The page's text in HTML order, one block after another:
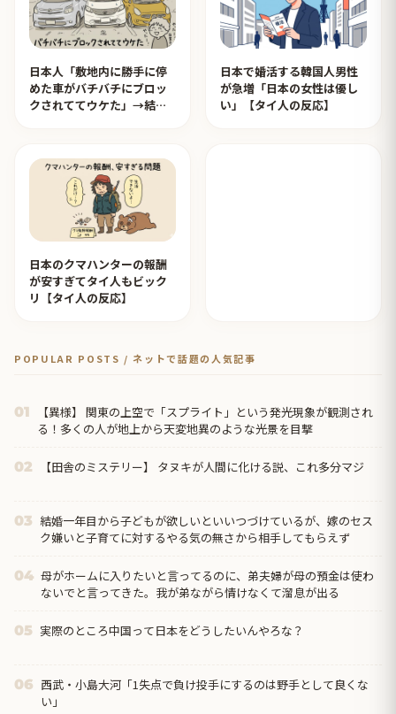
日本人「敷地内に勝手に停
めた車がバチバチにブロッ
クされててウケた」→結末
日本で婚活する韓国人男性
が急増「日本の女性は優し
い」【タイ人の反応】
日本のクマハンターの報酬
が安すぎてタイ人もビック
リ【タイ人の反応】
POPULAR POSTS / ネットで話題の人気記事
01
【異様】 関東の上空で「スプライト」という発光現象が観測され
る！多くの人が地上から天変地異のような光景を目撃
02 【田舎のミステリー】 タヌキが人間に化ける説、これ多分マジ
03 結婚一年目から子どもが欲しいといいつづけているが、嫁のセス
ク嫌いと子育てに対するやる気の無さから相手してもらえず
04 母がホームに入りたいと言ってるのに、弟夫婦が母の預金は使わ
ないでと言ってきた。我が弟ながら情けなくて溜息が出る
05 実際のところ中国って日本をどうしたいんやろな？
06 西武・小島大河「1失点で負け投手にするのは野手として良くな
い」